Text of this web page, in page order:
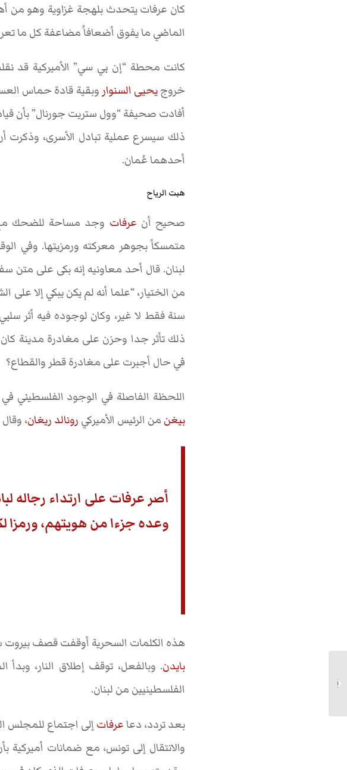
كان عرفات يتحدث بلهجة غزاوية وهو من
الماضي ما يفوق أضعافاُ مضاعفة كل ما
كانت محطة “إن بي سي” الأميركية قد
خروجيحيى السنوار وبقية قادة حماس
أفادت صحيفة “وول ستريت جورنال” بأن
ذلك سيسرع عملية تبادل الأسرى،
أحدهما عُمان.
هبت الرياح
صحيح أن عرفات
متمسكاً بجوهر معركته ورمزيتها. وفي
لبنان. قال أحد معاونيه إنه بكى على متن
من الختيار، “علما أنه لم يكن يبكي إلا على
ذلك تأثر جدا وحزن على مغادرة مدينة
في حال أجبرت على مغادرة قطر والقطاع؟
اللحظة الفاصلة في الوجود الفلسطيني في
بيغن من الرئيس الأميركي رونالد ريغان،
أصر عرفات على ارتداء رجاله
وعده جزءا من هويتهم، ورمزا
هذه الكلمات السحرية أوقفت قصف بيروت سنة 1982 وهي الجملة التي لم ينطقها بعد الرئيس
بايدن. وبالفعل، توقف إطلاق النار، وبدأ
الفلسطينيين من لبنان.
بعد تردد، دعاعرفات إلى اجتماع للمجلس
والانتقال إلى تونس، مع ضمانات أميركية